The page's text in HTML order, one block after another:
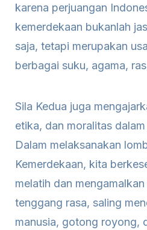
karena perjuangan
kemerdekaan bukanlah
saja, tetapi merupakan
berbagai suku, agama,
Sila Kedua juga
etika, dan moralitas
Dalam melaksanakan
Kemerdekaan, kita
melatih dan
tenggang rasa, saling
manusia, gotong royong,